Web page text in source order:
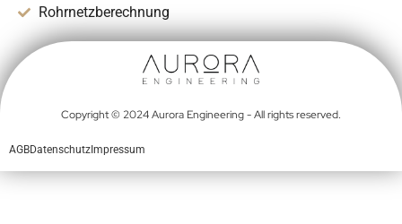
Rohrnetzberechnung
Copyright © 2024 Aurora Engineering - All rights reserved.
AGBDatenschutz Impressum